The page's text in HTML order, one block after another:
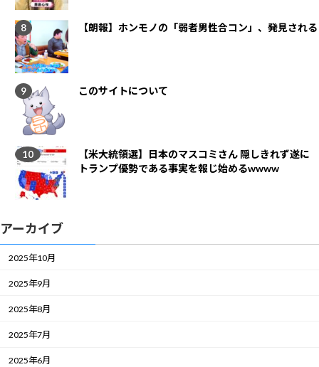
【朗報】ホンモノの「弱者男性合コン」、発見される
このサイトについて
【米大統領選】日本のマスコミさん 隠しきれず遂に
トランプ優勢である事実を報じ始めるwwww
アーカイブ
2025年10月
2025年9月
2025年8月
2025年7月
2025年6月